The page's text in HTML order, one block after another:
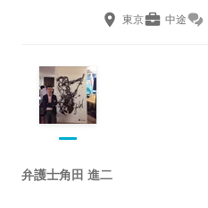
東京 中途
弁護士角田 進二